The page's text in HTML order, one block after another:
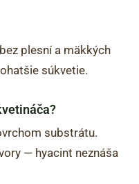
plesní a mäkkých
súkvetie.
substrátu.
— hyacint neznáša